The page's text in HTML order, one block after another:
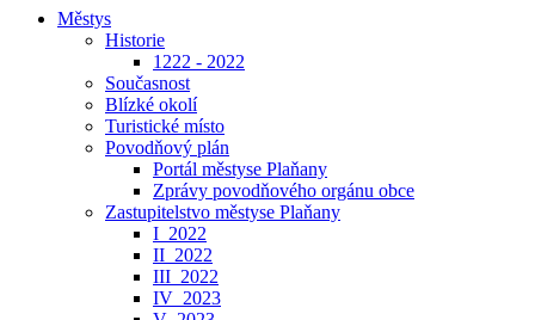
Městys
Historie
1222 - 2022
Současnost
Blízké okolí
Turistické místo
Povodňový plán
Portál městyse Plaňany
Zprávy povodňového orgánu obce
Zastupitelstvo městyse Plaňany
I_2022
II_2022
III_2022
IV_2023